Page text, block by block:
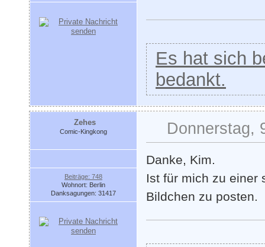
Es hat sich
bedankt.
Zehes
Comic-Kingkong
Beiträge: 748
Wohnort: Berlin
Danksagungen: 31417
Donnerstag,
Danke, Kim.
Ist für mich zu einer
Bildchen zu posten.